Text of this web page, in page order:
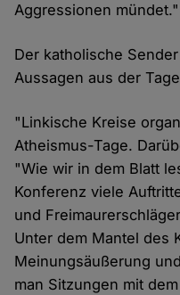
Aggressionen mündet."
Der katholische Sender
Aussagen aus der
"Linkische Kreise
Atheismus-Tage.
"Wie wir in dem Blatt
Konferenz viele
und
Unter dem Mantel des
Meinungsäußerung
man Sitzungen mit